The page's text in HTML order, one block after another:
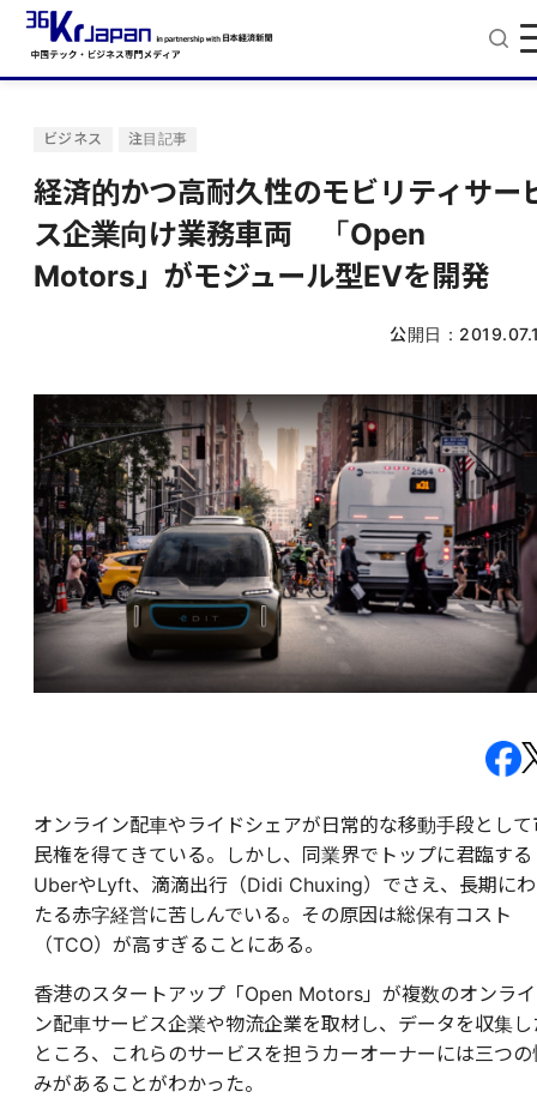
ビジネス 注目記事
経済的かつ高耐久性のモビリティサー
ス企業向け業務車両 「Open
Motors」がモジュール型EVを開発
公開日：
オンライン配車やライドシェアが日常的な移動手段として
民権を得てきている。しかし、同業界でトップに君臨する
UberやLyft、滴滴出行（Didi Chuxing）でさえ、長期にわ
たる赤字経営に苦しんでいる。その原因は総保有コスト
（TCO）が高すぎることにある。
香港のスタートアップ「Open Motors」が複数のオンライ
ン配車サービス企業や物流企業を取材し、データを収集し
ところ、これらのサービスを担うカーオーナーには三つの
みがあることがわかった。